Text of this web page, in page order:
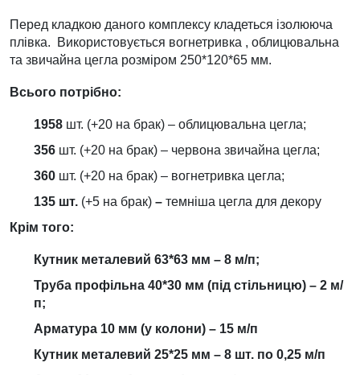
Перед кладкою даного комплексу кладеться ізолююча
плівка. Використовується вогнетривка , облицювальна
та звичайна цегла розміром 250*120*65 мм.
Всього потрібно:
1958 шт. (+20 на брак) – облицювальна цегла;
356 шт. (+20 на брак) – червона звичайна цегла;
360 шт. (+20 на брак) – вогнетривка цегла;
135 шт. (+5 на брак) – темніша цегла для декору
Крім того:
Кутник металевий 63*63 мм – 8 м/п;
Труба профільна 40*30 мм (під стільницю) – 2 м/
п;
Арматура 10 мм (у колони) – 15 м/п
Кутник металевий 25*25 мм – 8 шт. по 0,25 м/п